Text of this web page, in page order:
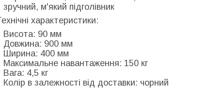
зручний, м'який підголівник
характеристики:
Висота: 90 мм
Довжина: 900 мм
Ширина: 400 мм
Максимальне навантаження: 150 кг
Вага: 4,5 кг
Колір в залежності від доставки: чорний